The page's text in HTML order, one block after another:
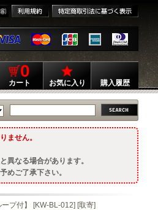
0
カート お気に入り 購入履歴
ません。
異なる場合があります。
めご了承下さい。
プ付】 [KW-BL-012] [取寄]